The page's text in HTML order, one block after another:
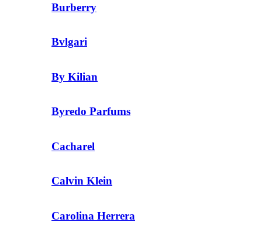
Burberry
Bvlgari
By Kilian
Byredo Parfums
Cacharel
Calvin Klein
Carolina Herrera